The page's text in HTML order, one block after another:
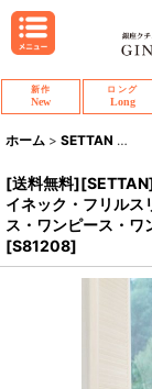
新作
New
ロング
Long
ホーム > SETTAN >
[送料無料
イネック・フリルス
ス・ワンピース・
[S81208]